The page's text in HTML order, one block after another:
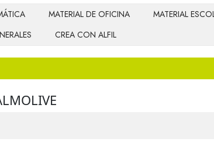
MATERIAL DE OFICINA
MATERIAL
CREA CON ALFIL